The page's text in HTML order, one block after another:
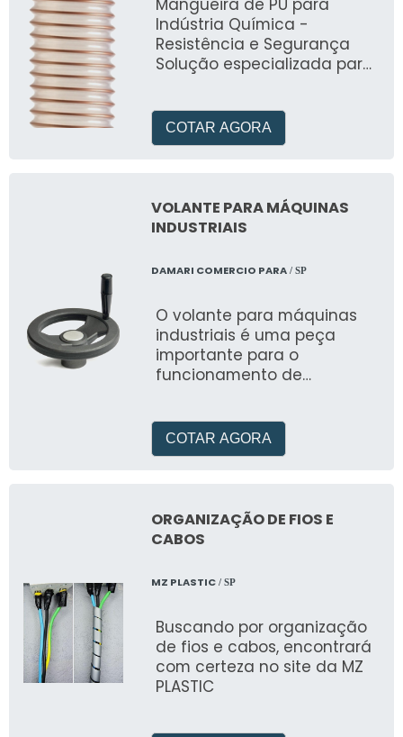
Indústria Química -
Resistência e Segurança
Solução especializada para
MG Mangueiras, oferece
temperatura de trabalho de
óleos minerais, abrasão e
intempéries. Ideal para
químicos, sistemas de
agressivos. Durabilidade
superior e segurança
comprovada para os
processos mais exigentes
COTAR AGORA
VOLANTE PARA MÁQUINAS
INDUSTRIAIS
DAMARI COMERCIO PARA/ SP
O volante para máquinas
industriais é uma peça
importante para o
funcionamento de
COTAR AGORA
ORGANIZAÇÃO DE FIOS E
CABOS
MZ PLASTIC/ SP
Buscando por organização
de fios e cabos, encontrará
com certeza no site da MZ
PLASTIC